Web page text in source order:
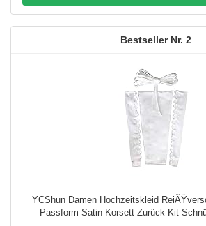
2
YCShun Damen Hochzeitskleid
Passform Satin Korsett Zurück Kit